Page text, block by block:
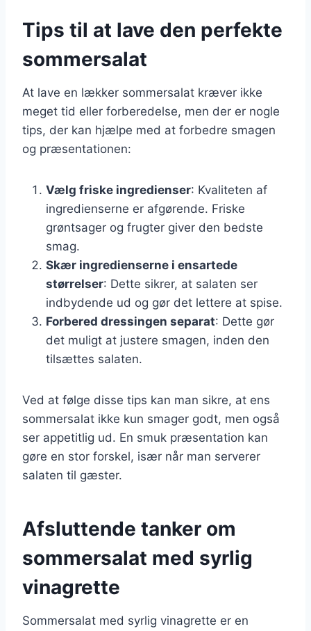
Tips til at lave den perfekte
sommersalat
At lave en lækker sommersalat kræver ikke
meget tid eller forberedelse, men der er nogle
tips, der kan hjælpe med at forbedre smagen
og præsentationen:
Vælg friske ingredienser: Kvaliteten af
ingredienserne er afgørende. Friske
grøntsager og frugter giver den bedste
smag.
Skær ingredienserne i ensartede
størrelser: Dette sikrer, at salaten ser
indbydende ud og gør det lettere at spise.
Forbered dressingen separat: Dette gør
det muligt at justere smagen, inden den
tilsættes salaten.
Ved at følge disse tips kan man sikre, at ens
sommersalat ikke kun smager godt, men også
ser appetitlig ud. En smuk præsentation kan
gøre en stor forskel, især når man serverer
salaten til gæster.
Afsluttende tanker om
sommersalat med syrlig
vinagrette
Sommersalat med syrlig vinagrette er en